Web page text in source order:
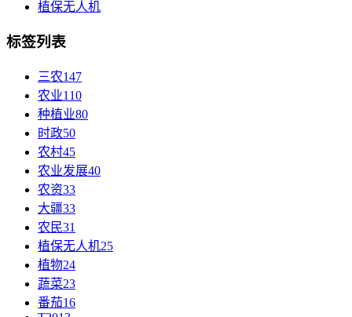
植保无人机
标签列表
三农147
农业110
种植业80
时政50
农村45
农业发展40
农资33
大疆33
农民31
植保无人机25
植物24
蔬菜23
番茄16